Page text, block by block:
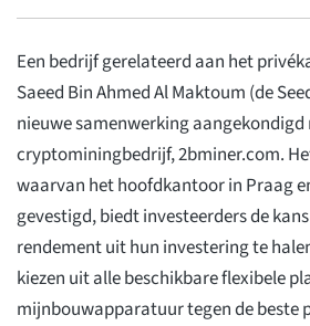
Een bedrijf gerelateerd aan het
Saeed Bin Ahmed Al Maktoum (de
nieuwe samenwerking aangekondigd
cryptominingbedrijf, 2bminer.com.
waarvan het hoofdkantoor in Praag
gevestigd, biedt investeerders de
rendement uit hun investering te
kiezen uit alle beschikbare flexibele
mijnbouwapparatuur tegen de beste